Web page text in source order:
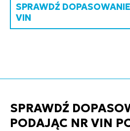
SPRAWDŹ
VIN
SPRAWDŹ
PODAJĄC NR VIN